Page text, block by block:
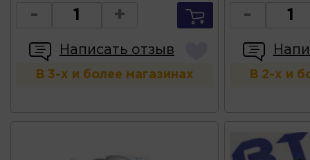
- +
Написать отзыв
В 3-х и более магазинах
-
В 2-х и